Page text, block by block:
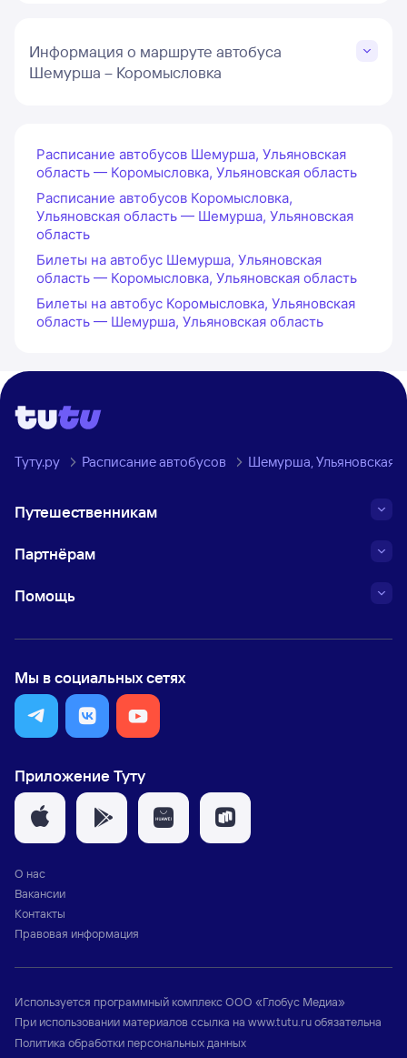
Информация о маршруте автобуса
Шемурша – Коромысловка
Расписание автобусов Шемурша, Ульяновская
область — Коромысловка, Ульяновская область
Расписание автобусов Коромысловка,
Ульяновская область — Шемурша, Ульяновская
область
Билеты на автобус Шемурша, Ульяновская
область — Коромысловка, Ульяновская область
Билеты на автобус Коромысловка, Ульяновская
область — Шемурша, Ульяновская область
Туту.ру Расписание автобусов Шемурша, Ульяновская
Путешественникам
Партнёрам
Помощь
Мы в социальных сетях
Приложение Туту
О нас
Вакансии
Контакты
Правовая информация
Используется программный комплексООО «Глобус Медиа»
При использовании материалов ссылка на www.tutu.ruобязательна
Политика обработки персональных данных